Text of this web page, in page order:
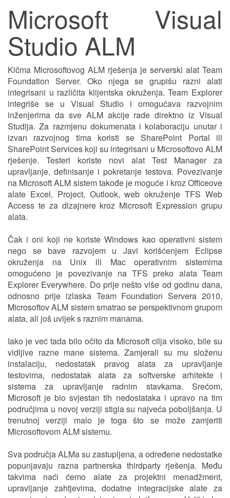
Microsoft Visual
Studio ALM
Kičma Microsoftovog ALM rješenja je serverski alat Team
Foundation Server. Oko njega se grupišu razni alati
integrisani u različita klijentska okruženja. Team Explorer
integriše se u Visual Studio i omogućava razvojnim
inženjerima da sve ALM akcije rade direktno iz Visual
Studija. Za razmjenu dokumenata i kolaboraciju unutar i
izvan razvojnog tima koristi se SharePoint Portal ili
SharePoint Services koji su integrisani u Microsoftovo ALM
rješenje. Testeri koriste novi alat Test Manager za
upravljanje, definisanje i pokretanje testova. Povezivanje
na Microsoft ALM sistem takođe je moguće i kroz Officeove
alate Excel, Project, Outlook, web okruženje TFS Web
Access te za dizajnere kroz Microsoft Expression grupu
alata.
Čak i oni koji ne koriste Windows kao operativni sistem
nego se bave razvojem u Javi korišćenjem Eclipse
okruženja na Unix ili Mac operativnim sistemima
omogućeno je povezivanje na TFS preko alata Team
Explorer Everywhere. Do prije nešto više od godinu dana,
odnosno prije izlaska Team Foundation Servera 2010,
Microsoftov ALM sistem smatrao se perspektivnom grupom
alata, ali još uvijek s raznim manama.
Iako je već tada bilo očito da Microsoft cilja visoko, bile su
vidljive razne mane sistema. Zamjerali su mu složenu
instalaciju, nedostatak pravog alata za upravljanje
testovima, nedostatak alata za softverske arhitekte i
sistema za upravljanje radnim stavkama. Srećom,
Microsoft je bio svjestan tih nedostataka i upravo na tim
područjima u novoj verziji stigla su najveća poboljšanja. U
trenutnoj verziji malo je toga što se može zamjeriti
Microsoftovom ALM sistemu.
Sva područja ALMa su zastupljena, a određene nedostatke
popunjavaju razna partnerska thirdparty rješenja. Među
takvima naći ćemo alate za projektni menadžment,
upravljanje zahtjevima, dodatne integracijske alate za